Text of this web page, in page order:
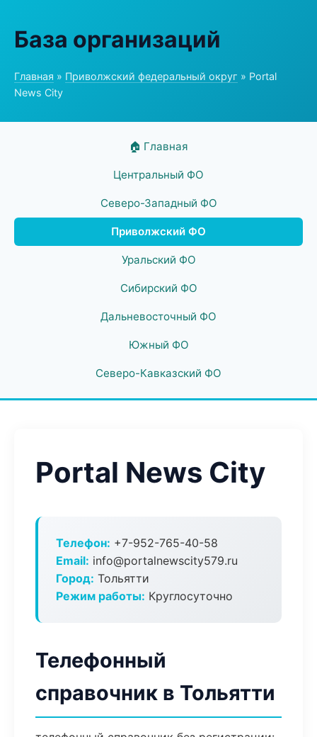
База организаций
Главная » Приволжский федеральный округ » Portal
News City
🏠 Главная
Центральный ФО
Северо-Западный ФО
Приволжский ФО
Уральский ФО
Сибирский ФО
Дальневосточный ФО
Южный ФО
Северо-Кавказский ФО
Portal News City
Телефон: +7-952-765-40-58
Email: info@portalnewscity579.ru
Город: Тольятти
Режим работы: Круглосуточно
Телефонный
справочник в Тольятти